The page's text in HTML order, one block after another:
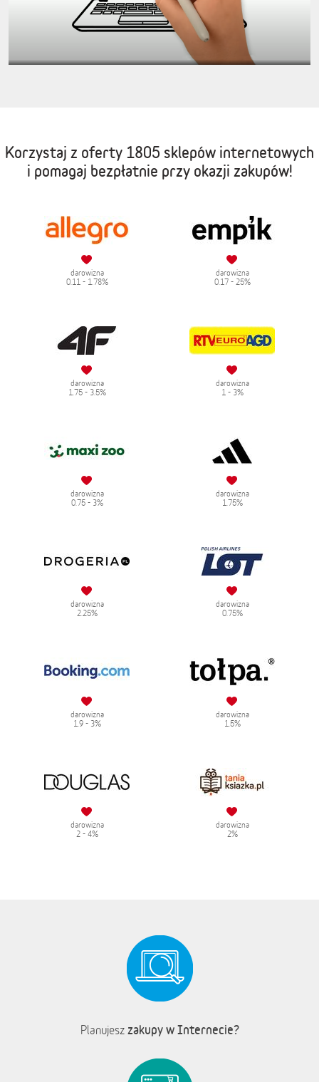
Korzystaj z oferty 1805 sklepów internetowych
i pomagaj bezpłatnie przy okazji zakupów!
darowizna
0.11 - 1.78%
darowizna
0.17 - 25%
darowizna
1.75 - 3.5%
darowizna
1 - 3%
darowizna
0.75 - 3%
darowizna
1.75%
darowizna
2.25%
darowizna
0.75%
darowizna
1.9 - 3%
darowizna
1.5%
darowizna
2 - 4%
darowizna
2%
Planujesz zakupy w Internecie?